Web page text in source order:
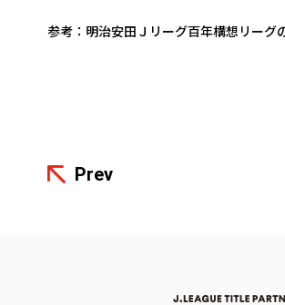
参考： 明治安田Ｊリーグ百年構想リーグ
Prev